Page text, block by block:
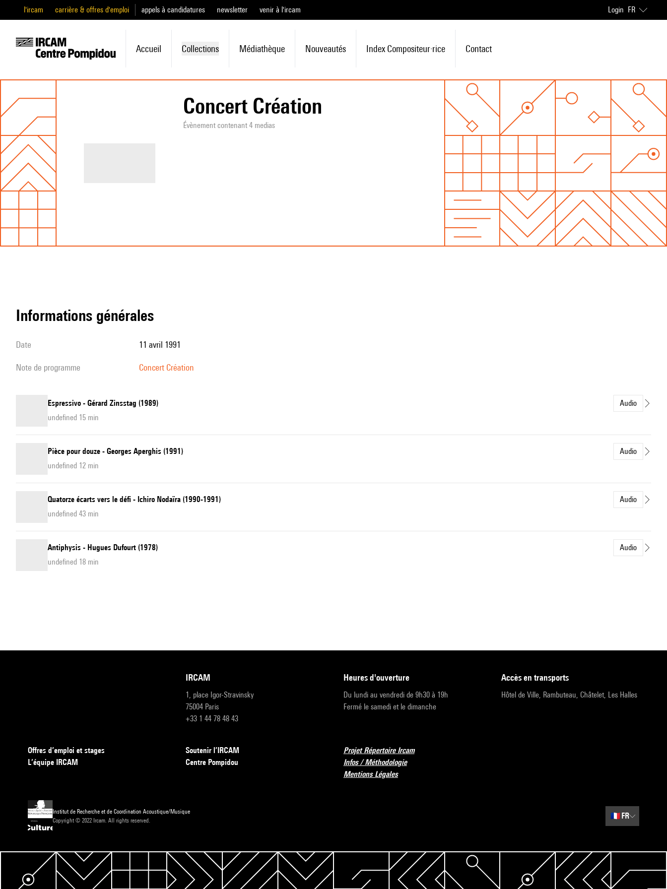
l'ircam carrière & offres d'emploi appels à candidatures newsletter venir à l'ircam Login FR
Accueil Collections Médiathèque Nouveautés Index Compositeur·rice Contact
Concert Création
Évènement contenant 4 medias
informations générales
date 11 avril 1991
note de programme Concert Création
Espressivo - Gérard Zinsstag (1989)
Audio
undefined 15 min
Pièce pour douze - Georges Aperghis (1991)
Audio
undefined 12 min
Quatorze écarts vers le défi - Ichiro Nodaïra (1990-1991)
Audio
undefined 43 min
Antiphysis - Hugues Dufourt (1978)
Audio
undefined 18 min
IRCAM
1, place Igor-Stravinsky
75004 Paris
+33 1 44 78 48 43
heures d'ouverture
Du lundi au vendredi de 9h30 à 19h
Fermé le samedi et le dimanche
accès en transports
Hôtel de Ville, Rambuteau, Châtelet, Les Halles
Offres d’emploi et stages
L’équipe IRCAM
Soutenir l’IRCAM
Centre Pompidou
Projet Répertoire Ircam
Infos / Méthodologie
Mentions Légales
Institut de Recherche et de Coordination Acoustique/Musique
Copyright © 2022 Ircam. All rights reserved.
🇫🇷 FR